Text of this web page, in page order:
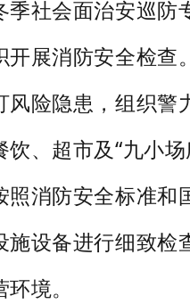
社会面治安巡防
开展消防安全检查
风险隐患，组织警
饮、超市及“九小
照消防安全标准和
施设备进行细致检
境。